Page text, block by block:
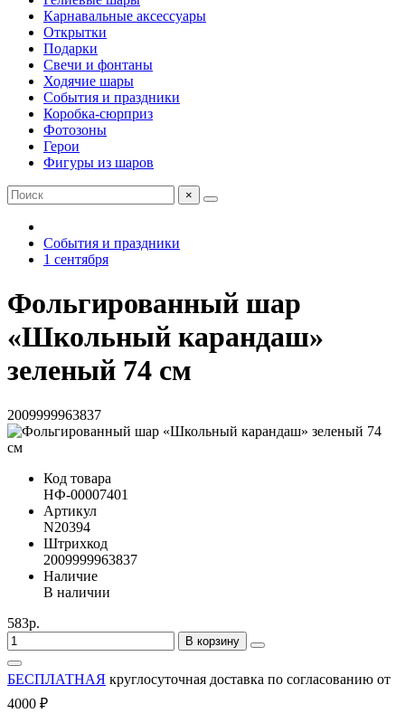
Карнавальные аксессуары
Открытки
Подарки
Свечи и фонтаны
Ходячие шары
События и праздники
Коробка-сюрприз
Фотозоны
Герои
Фигуры из шаров
×
События и праздники
1 сентября
Фольгированный шар
«Школьный карандаш»
зеленый 74 см
2009999963837
Код товара
НФ-00007401
Артикул
N20394
Штрихкод
2009999963837
Наличие
В наличии
583р.
В корзину
БЕСПЛАТНАЯ круглосуточная доставка по согласованию от
4000 ₽